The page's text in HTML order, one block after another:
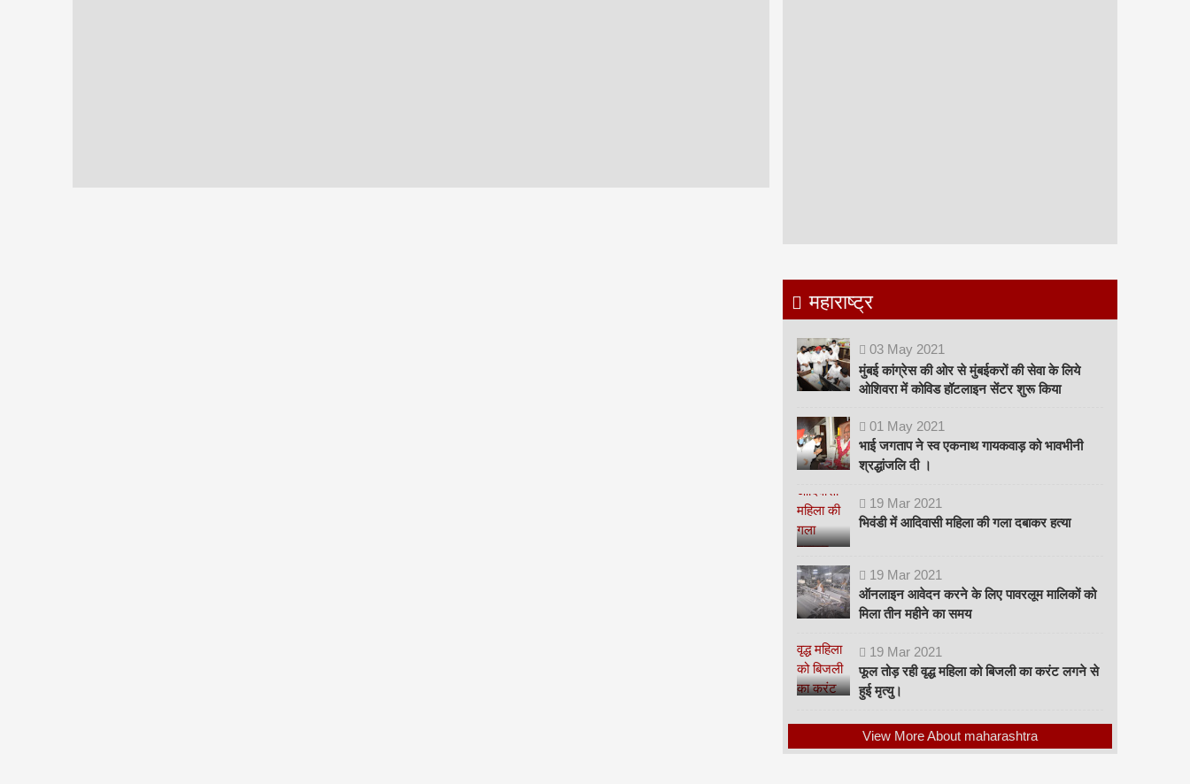
महाराष्ट्र
03 May 2021
मुंबई कांग्रेस की ओर से मुंबईकरों की सेवा के लिये
ओशिवरा में कोविड हॉटलाइन सेंटर शुरू किया
01 May 2021
भाई जगताप ने स्व एकनाथ गायकवाड़ को भावभीनी
श्रद्धांजलि दी ।
19 Mar 2021
भिवंडी में आदिवासी महिला की गला दबाकर हत्या
19 Mar 2021
ऑनलाइन आवेदन करने के लिए पावरलूम मालिकों को
मिला तीन महीने का समय
19 Mar 2021
फूल तोड़ रही वृद्ध महिला को बिजली का करंट लगने से
हुई मृत्यु।
View More About maharashtra